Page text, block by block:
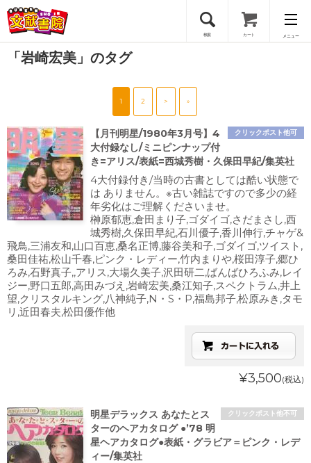
検索 カート メニュー
会員登録
「岩崎宏美」のタグ
1 2 > »
クリックポスト他可
【月刊明星/1980年3月号】4
大付録なし/ミニピンナップ付
き=アリス/表紙=西城秀樹・久保田早紀/集英社
4大付録付き/当時の古書としては酷い状態で
は ありません。※古い雑誌ですので多少の経
年劣化はご理解くださいませ。
榊原郁恵,倉田まり子,ゴダイゴ,さだまさし,西
城秀樹,久保田早紀,石川優子,香川伸行,チャゲ&
飛鳥,三浦友和,山口百恵,桑名正博,藤谷美和子,ゴダイゴ,ツイスト,
桑田佳祐,松山千春,ピンク・レディー,竹内まりや,桜田淳子,郷ひ
ろみ,石野真子,,アリス,大場久美子,沢田研二,ばんばひろふみ,レイ
ジー,野口五郎,高田みづえ,岩崎宏美,桑江知子,スペクトラム,井上
望,クリスタルキング,八神純子,N・S・P,福島邦子,松原みき,タモ
リ,近田春夫,松田優作他
¥3,500(税込)
クリックポスト他不可
明星デラックス あなたとス
ターのヘアカタログ ●’78 明
星ヘアカタログ●表紙・グラビア＝ピンク・レデ
ィー/集英社